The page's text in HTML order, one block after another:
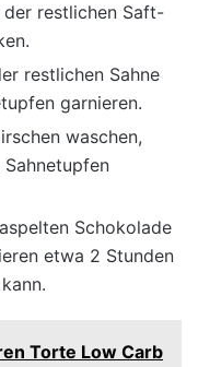
der restlichen Saft-
restlichen Sahne
garnieren.
waschen,
Schokolade
etwa 2 Stunden
Torte Low Carb